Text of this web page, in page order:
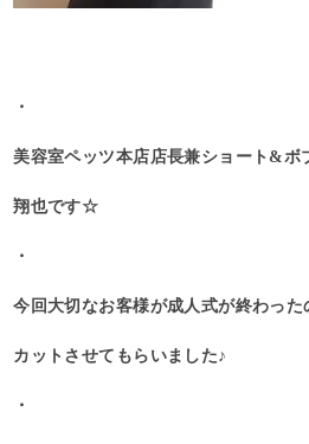
・
美容室ペッツ本店店長兼ショート&ボ
翔也です☆
・
今回大切なお客様が成人式が終わっ
カットさせてもらいました♪
・